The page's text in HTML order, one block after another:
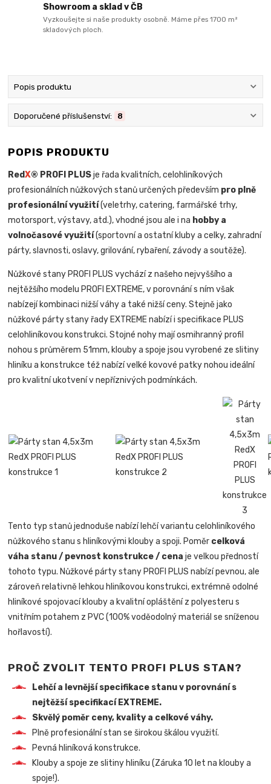
Showroom a sklad v ČB
Vyzkoušejte si naše produkty osobně. Máme přes 1700 m²
skladových ploch.
Popis produktu
Doporučené příslušenství: 8
POPIS PRODUKTU
RedX® PROFI PLUSje řada kvalitních, celohliníkových
profesionálních nůžkových stanů určených především pro plně
profesionální využití(veletrhy, catering, farmářské trhy,
motorsport, výstavy, atd.), vhodné jsou ale i na hobby a
volnočasové využití(sportovní a ostatní kluby a celky, zahradní
párty, slavnosti, oslavy, grilování, rybaření, závody a soutěže).
Nůžkové stany PROFI PLUS vychází z našeho nejvyššího a
nejtěžšího modelu PROFI EXTREME, v porovnání s ním však
nabízejí kombinaci nižší váhy a také nižší ceny. Stejně jako
nůžkové párty stany řady EXTREME nabízí i specifikace PLUS
celohliníkovou konstrukci. Stojné nohy mají osmihranný profil
nohou s průměrem 51mm, klouby a spoje jsou vyrobené ze slitiny
hliníku a konstrukce též nabízí velké kovové patky nohou ideální
pro kvalitní ukotvení v nepříznivých podmínkách.
Tento typ stanů jednoduše nabízí lehčí variantu celohliníkového
nůžkového stanu s hliníkovými klouby a spoji. Poměr celková
váha stanu / pevnost konstrukce / cenaje velkou předností
tohoto typu. Nůžkové párty stany PROFI PLUS nabízí pevnou, ale
zároveň relativně lehkou hliníkovou konstrukci, extrémně odolné
hliníkové spojovací klouby a kvalitní opláštění z polyesteru s
vnitřním potahem z PVC (100% voděodolný materiál se sníženou
hořlavostí).
PROČ ZVOLIT TENTO PROFI PLUS STAN?
Lehčí a levnější specifikace stanu v porovnání s
nejtěžší specifikací EXTREME.
Skvělý poměr ceny, kvality a celkové váhy.
Plně profesionální stan se širokou škálou využití.
Pevná hliníková konstrukce.
Klouby a spoje ze slitiny hliníku (Záruka 10 let na klouby a
spoje!).